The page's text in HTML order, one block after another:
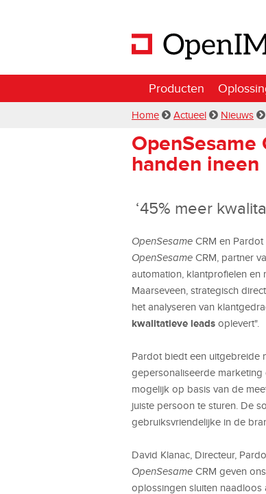
Producten
Home Actueel Nieuws
OpenSesame
handen ineen
‘45% meer
OpenSesame CRM en
OpenSesame CRM, partner
automation, klantprofielen en
Maarseveen, strategisch
het analyseren van
kwalitatieve leads oplevert".
Pardot biedt een uitgebreide
gepersonaliseerde
mogelijk op basis van de
juiste persoon te sturen. De
gebruiksvriendelijke in de
David Klanac, Directeur,
OpenSesame CRM geven
oplossingen sluiten